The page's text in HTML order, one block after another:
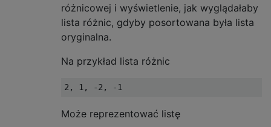
różnicowej i wyświetlenie, jak wyglądałaby
lista różnic, gdyby posortowana była lista
oryginalna.
Na przykład lista różnic
Może reprezentować listę